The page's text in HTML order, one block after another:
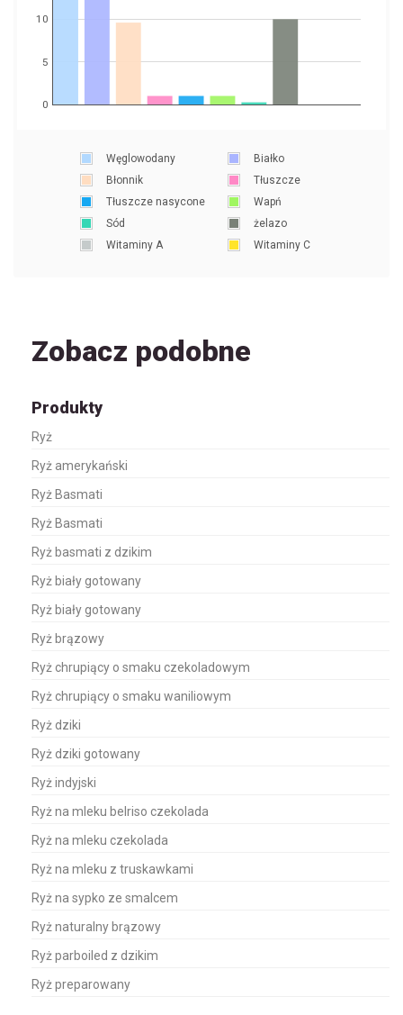
0
5
10
Węglowodany
Białko
Błonnik
Tłuszcze
Tłuszcze nasycone
Wapń
Sód
żelazo
Witaminy A
Witaminy C
Zobacz podobne
Produkty
Ryż
Ryż amerykański
Ryż Basmati
Ryż Basmati
Ryż basmati z dzikim
Ryż biały gotowany
Ryż biały gotowany
Ryż brązowy
Ryż chrupiący o smaku czekoladowym
Ryż chrupiący o smaku waniliowym
Ryż dziki
Ryż dziki gotowany
Ryż indyjski
Ryż na mleku belriso czekolada
Ryż na mleku czekolada
Ryż na mleku z truskawkami
Ryż na sypko ze smalcem
Ryż naturalny brązowy
Ryż parboiled z dzikim
Ryż preparowany